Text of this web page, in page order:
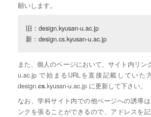
願いします。
旧：design.kyusan-u.ac.jp
新：design.cs.kyusan-u.ac.jp
また、個人のページにおいて、サイト内リン
u.ac.jp で始まるURLを直接記載していた
design.cs.kyusan-u.ac.jp に更新して下さい。
なお、学科サイト内での他ページへの誘導
ンクを張ることができるので、アドレスを